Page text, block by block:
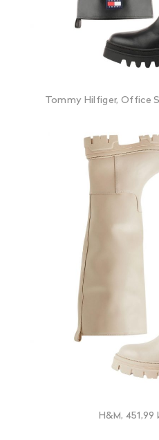
Tommy Hilfiger, Office
H&M, 451,99